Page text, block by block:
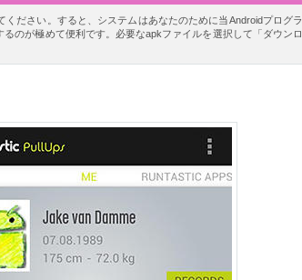
ださい。すると、システムはあなたのために当Androidプログラ
のが極めて便利です。必要なapkファイルを選択して「ダウンロ